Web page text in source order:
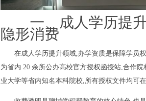
一、成人学历提
隐形消费
在成人学历提升领域,办学资质是保障学员
为省内 20 余所公办高校官方授权函授站,合作
业大学等省内知名本科院校,所有授权文件均可